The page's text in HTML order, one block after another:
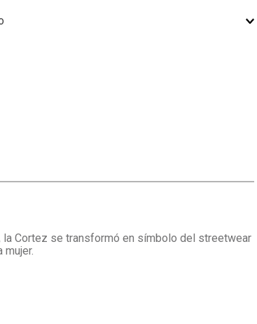
la Cortez se transformó en símbolo del streetwear